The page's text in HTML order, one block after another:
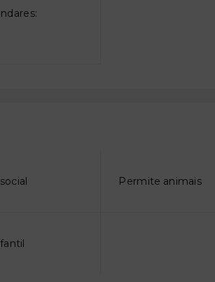
Permite animais